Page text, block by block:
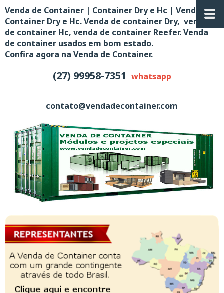
Venda de Container | Container Dry e Hc | Venda de
Container Dry e Hc. Venda de container Dry, venda
de container Hc, venda de container Reefer. Venda
de container usados em bom estado.
Confira agora na Venda de Container.
(27) 99958-7351 whatsapp
contato@vendadecontainer.com